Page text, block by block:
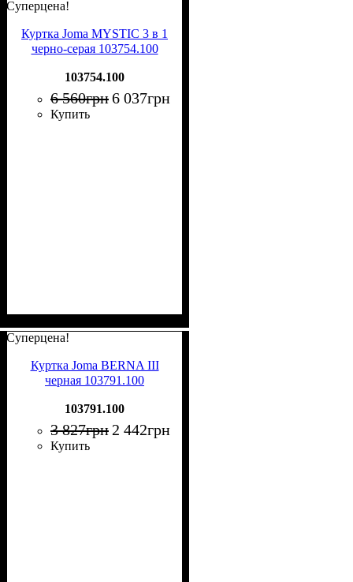
Суперцена!
Куртка Joma MYSTIC 3 в 1
черно-серая 103754.100
103754.100
6 560грн6 037грн
Купить
Суперцена!
Куртка Joma BERNA III
черная 103791.100
103791.100
3 827грн 2 442грн
Купить